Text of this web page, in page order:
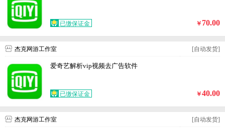
已缴保证金 ￥ 70.00
杰克网游工作室 [自动发货]
爱奇艺解析vip视频去广告软件
已缴保证金 ￥40.00
杰克网游工作室 [自动发货]